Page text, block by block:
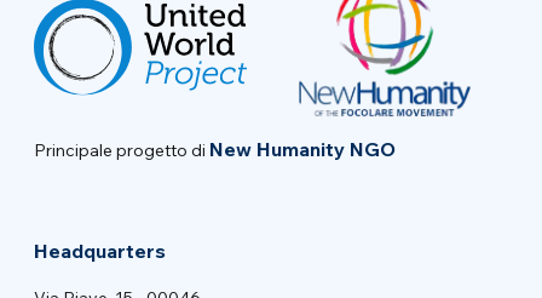
Principale progetto di New Humanity NGO
Headquarters